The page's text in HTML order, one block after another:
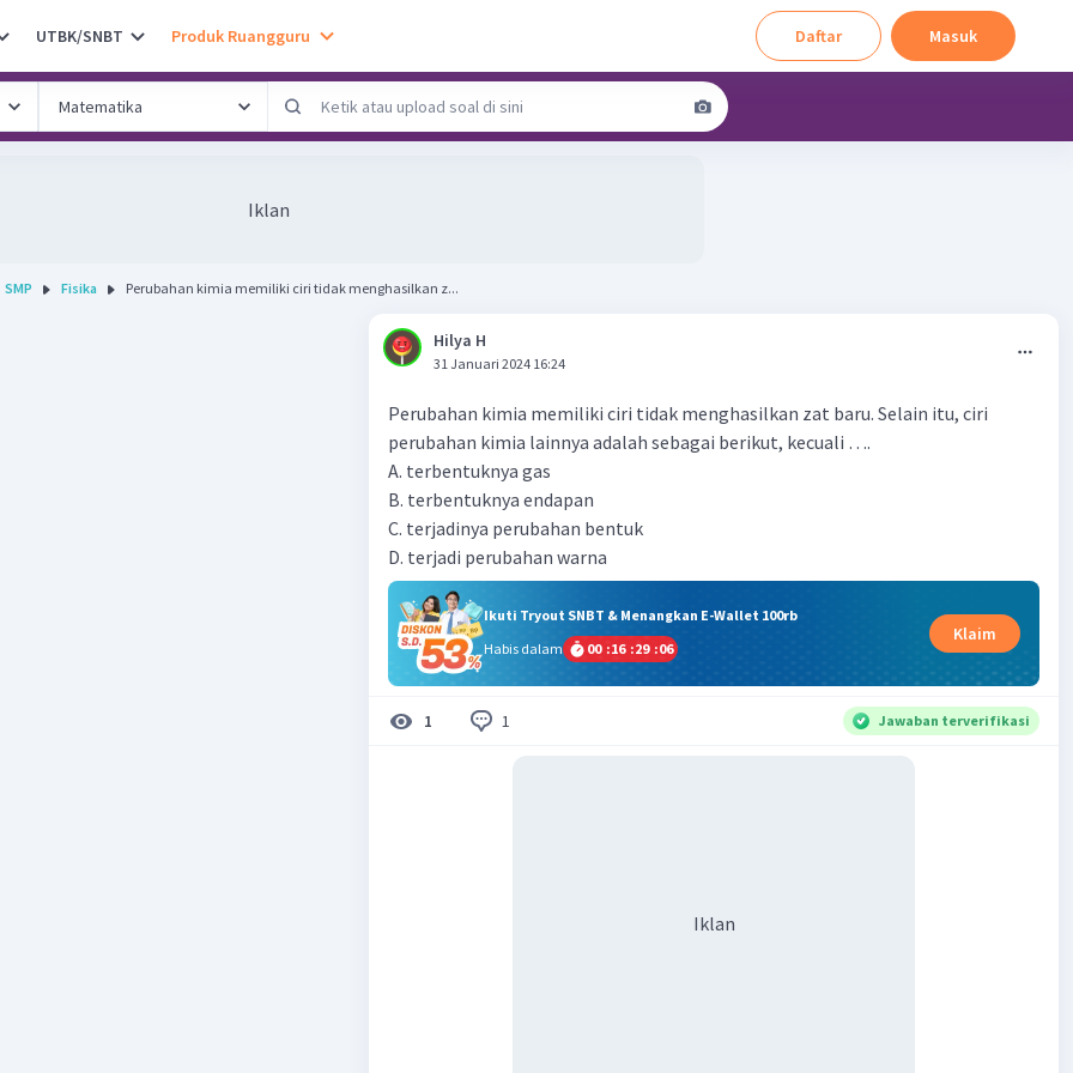
UTBK/SNBT Produk Ruangguru Daftar Masuk
Iklan
SMP Fisika Perubahan kimia memiliki ciri tidak menghasilkan z...
Hilya H
31 Januari 2024 16:24
Perubahan kimia memiliki ciri tidak menghasilkan zat baru. Selain itu, ciri
perubahan kimia lainnya adalah sebagai berikut, kecuali ….
A. terbentuknya gas
B. terbentuknya endapan
C. terjadinya perubahan bentuk
D. terjadi perubahan warna
Ikuti Tryout SNBT & Menangkan E-Wallet 100rb
Habis dalam
00 :16 :29 :05
Klaim
1 1 Jawaban terverifikasi
Iklan